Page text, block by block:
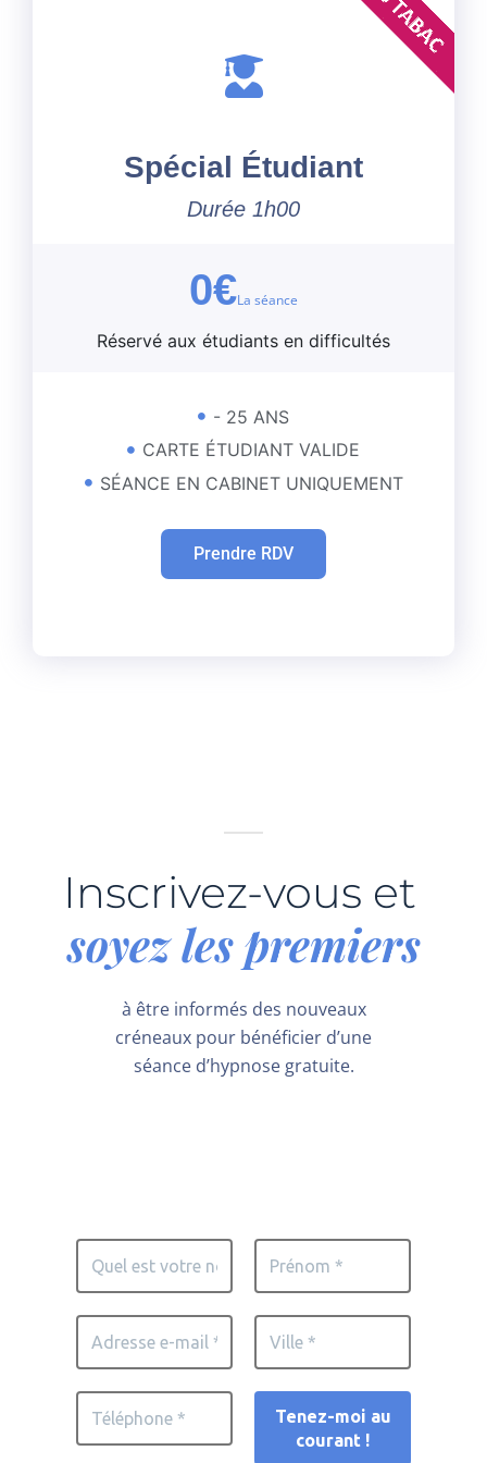
Spécial Étudiant
Durée 1h00
0€La séance
Réservé aux étudiants en difficultés
- 25 ANS
CARTE ÉTUDIANT VALIDE
SÉANCE EN CABINET UNIQUEMENT
Prendre RDV
Inscrivez-vous et
soyez les premiers
à être informés des nouveaux
créneaux pour bénéficier d’une
séance d’hypnose gratuite.